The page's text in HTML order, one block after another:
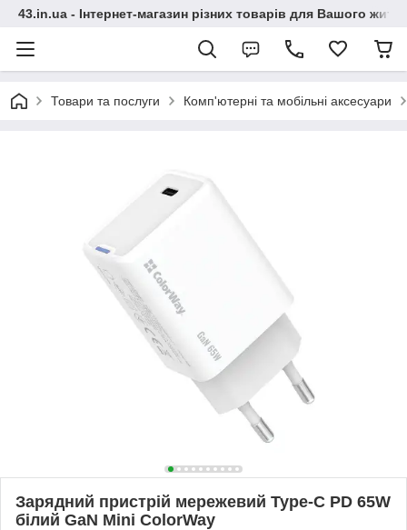
43.in.ua - Інтернет-магазин різних товарів для Вашого
Товари та послуги Комп'ютерні та мобільні аксесуари
Зарядний пристрій мережевий Type-C PD 65W
білий GaN Mini ColorWay